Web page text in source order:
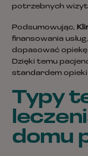
potrzebnych wizyt
Podsumowując,
finansowania
dopasować
Dzięki temu
standardem opieki
Typy
domu